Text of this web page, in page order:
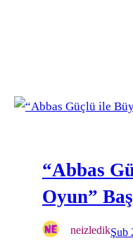
“Abbas
Oyun”
neizledikŞub